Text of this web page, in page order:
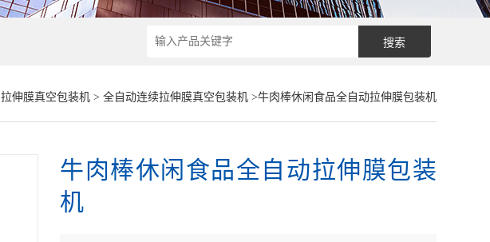
拉伸膜真空包装机> 全自动连续拉伸膜真空包装机>牛肉棒休闲食品全自动拉伸膜包装机
牛肉棒休闲食品全自动拉伸膜包装
机